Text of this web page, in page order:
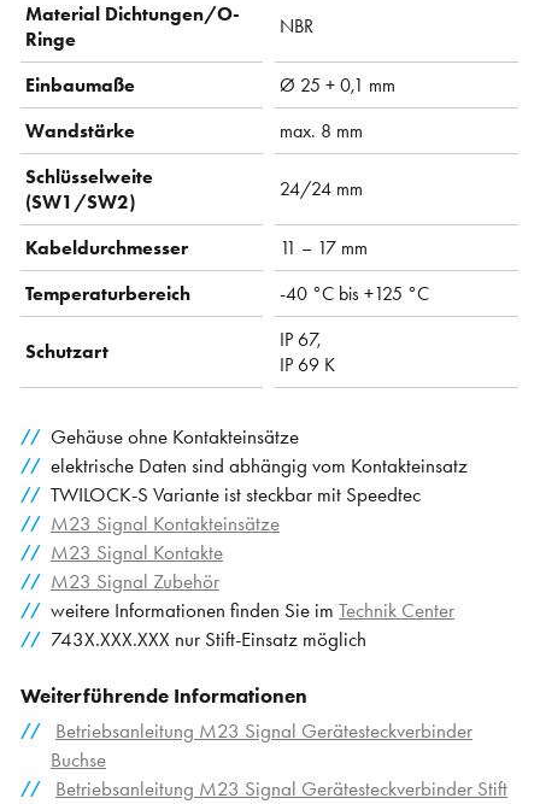
Material Dichtungen/O-
Ringe
NBR
Einbaumaße
Ø 25 + 0,1 mm
Wandstärke
max. 8 mm
Schlüsselweite
(SW1/SW2)
24/24 mm
Kabeldurchmesser
11 – 17 mm
Temperaturbereich
-40 °C bis +125 °C
Schutzart
IP 67,
IP 69 K
Gehäuse ohne Kontakteinsätze
elektrische Daten sind abhängig vom Kontakteinsatz
TWILOCK-S Variante ist steckbar mit Speedtec
M23 Signal Kontakteinsätze
M23 Signal Kontakte
M23 Signal Zubehör
weitere Informationen finden Sie im Technik Center
743X.XXX.XXX nur Stift-Einsatz möglich
Weiterführende Informationen
Betriebsanleitung M23 Signal Gerätesteckverbinder
Buchse
Betriebsanleitung M23 Signal Gerätesteckverbinder Stift